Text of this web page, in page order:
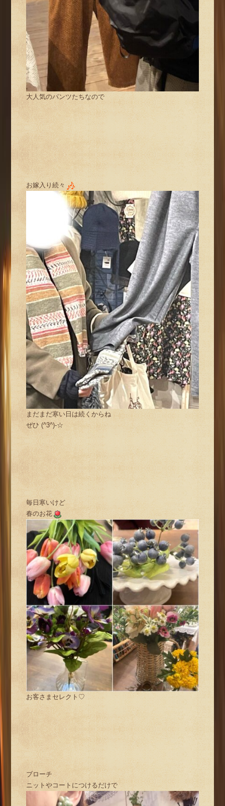
大人気のパンツたちなので
お嫁入り続々
まだまだ寒い日は続くからね
ぜひ (^3^)-☆
毎日寒いけど
春のお花
お客さまセレクト♡
ブローチ
ニットやコートにつけるだけで